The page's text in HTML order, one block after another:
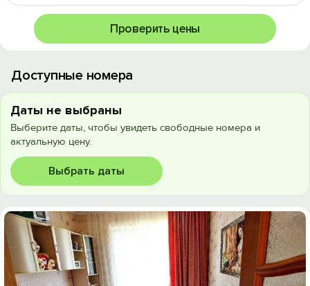
Проверить цены
Доступные номера
Даты не выбраны
Выберите даты, чтобы увидеть свободные номера и
актуальную цену.
Выбрать даты